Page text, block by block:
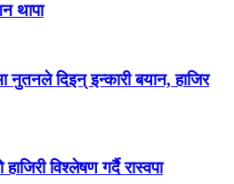
थापा
नुतनले दिइन् इन्कारी बयान, हाजिर
विश्लेषण गर्दै रास्वपा